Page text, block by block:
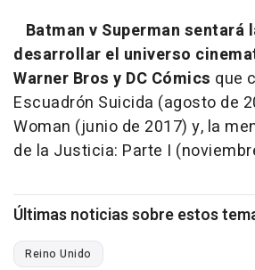
Batman v Superman sentará
desarrollar el universo
Warner Bros y DC Cómics que
Escuadrón Suicida (agosto de
Woman (junio de 2017) y, la
de la Justicia: Parte I
Últimas noticias sobre estos
Reino Unido